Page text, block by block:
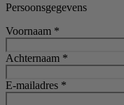
Persoonsgegevens
Voornaam *
Achternaam *
E-mailadres *